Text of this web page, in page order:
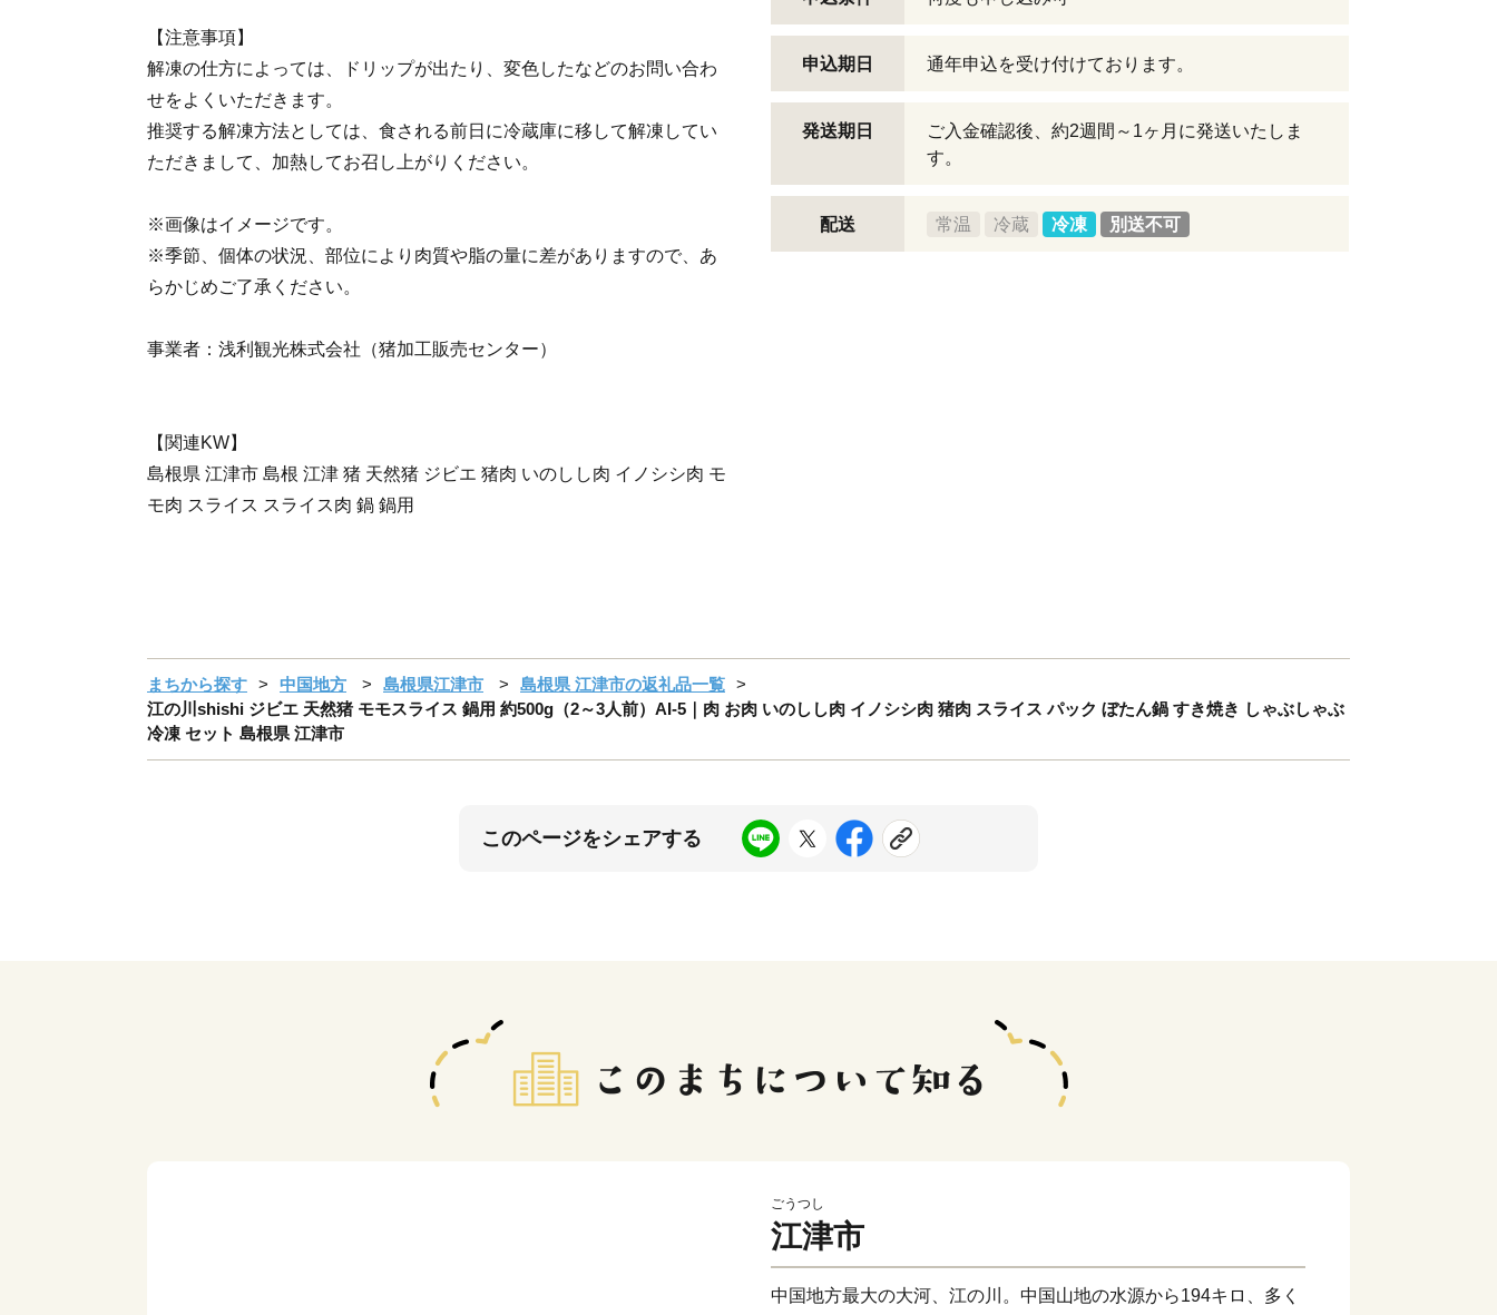
【注意事項】
解凍の仕方によっては、ドリップが出たり、変色したなどのお問い合わ
せをよくいただきます。
推奨する解凍方法としては、食される前日に冷蔵庫に移して解凍してい
ただきまして、加熱してお召し上がりください。
※画像はイメージです。
※季節、個体の状況、部位により肉質や脂の量に差がありますので、あ
らかじめご了承ください。
事業者：浅利観光株式会社（猪加工販売センター）
【関連KW】
島根県 江津市 島根 江津 猪 天然猪 ジビエ 猪肉 いのしし肉 イノシシ肉 モ
モ肉 スライス スライス肉 鍋 鍋用
申込期日 通年申込を受け付けております。
発送期日
ご入金確認後、約2週間～1ヶ月に発送いたしま
す。
配送 常温 冷蔵 冷凍 別送不可
まちから探す 中国地方 島根県江津市
島根県 江津市の返礼品一覧
江の川shishi ジビエ 天然猪 モモスライス 鍋用 約500g（2～3人前）AI-5｜肉 お肉 いのしし肉 イノシシ肉 猪肉 スライス パック ぼたん鍋 すき焼き しゃぶしゃぶ
冷凍 セット 島根県 江津市
このページをシェアする
ごうつし
江津市
中国地方最大の大河、江の川。中国山地の水源から194キロ、多く